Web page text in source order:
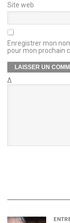
Site web
Enregistrer mon
pour mon prochain
Δ